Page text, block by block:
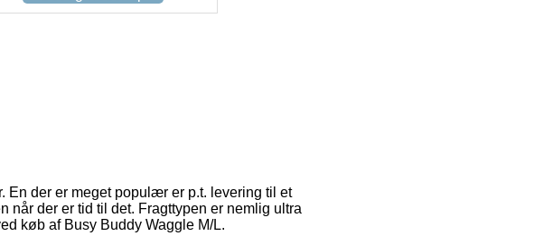
En der er meget populær er p.t. levering til et
når der er tid til det. Fragttypen er nemlig ultra
køb af Busy Buddy Waggle M/L.